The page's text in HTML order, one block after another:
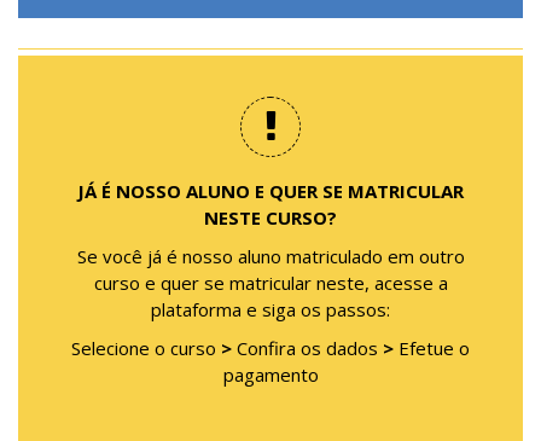
JÁ É NOSSO ALUNO E QUER SE MATRICULAR
NESTE CURSO?
Se você já é nosso aluno matriculado em outro
curso e quer se matricular neste, acesse a
plataforma e siga os passos:
Selecione o curso > Confira os dados > Efetue o
pagamento